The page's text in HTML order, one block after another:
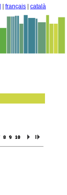
français català